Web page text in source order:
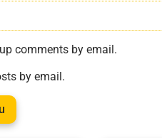
comments by email.
by email.